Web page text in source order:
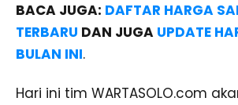
BACA JUGA: DAFTAR HARGA
TERBARU DAN JUGA UPDATE
BULAN INI.
Hari ini tim WARTASOLO.com